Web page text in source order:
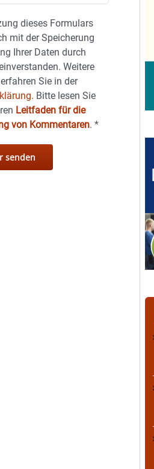
dieses Formulars
mit der Speicherung
Ihrer Daten durch
Weitere
Sie in der
Bitte lesen Sie
Leitfaden für die
von Kommentaren.*